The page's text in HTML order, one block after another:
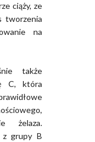
ciąży, ze
tworzenia
na
także
C, która
żelaza.
z grupy B